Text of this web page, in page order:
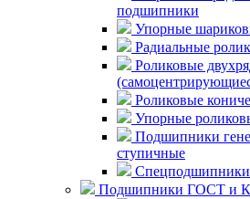
подшипники
Упорные
Радиальные
Роликовые
Роликовые
Упорные
Подшипники
ступичные
Спецподшипники
Подшипники ГОСТ и